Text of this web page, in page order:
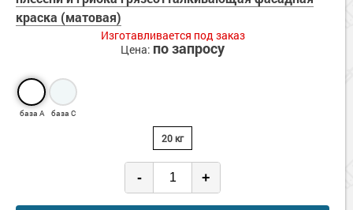
Сопутствующие товары
Морозостойкие краски для металла
Морозостойкие краски для фасада
краска (матовая)
Изготавливается под заказ
Цена: по запросу
база А база С
20 кг
- +